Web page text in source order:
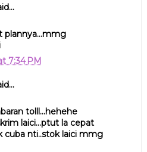
plannya...mmg
7:34 PM
tolll...hehehe
laici...ptut la cepat
cuba nti..stok laici mmg